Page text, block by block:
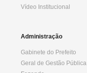
Vídeo Institucional
Administração
Gabinete do Prefeito
Geral de Gestão Pública